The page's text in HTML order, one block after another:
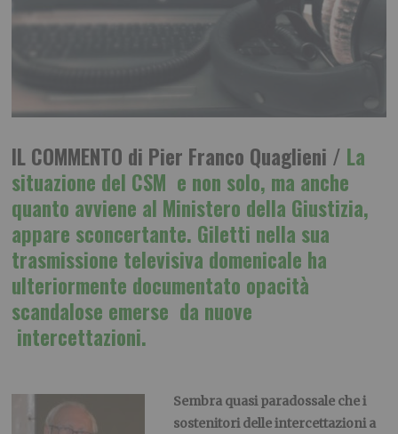
IL COMMENTO di Pier Franco Quaglieni / La
situazione del CSM e non solo, ma anche
quanto avviene al Ministero della Giustizia,
appare sconcertante. Giletti nella sua
trasmissione televisiva domenicale ha
ulteriormente documentato opacità
scandalose emerse da nuove
intercettazioni.
Sembra quasi paradossale che i
sostenitori delle intercettazioni a